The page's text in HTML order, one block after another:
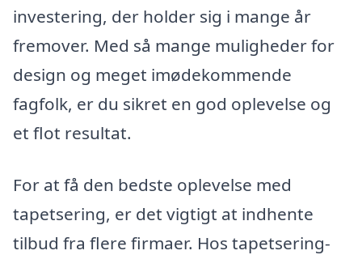
investering, der holder sig i mange år
fremover. Med så mange muligheder for
design og meget imødekommende
fagfolk, er du sikret en god oplevelse og
et flot resultat.
For at få den bedste oplevelse med
tapetsering, er det vigtigt at indhente
tilbud fra flere firmaer. Hos tapetsering-